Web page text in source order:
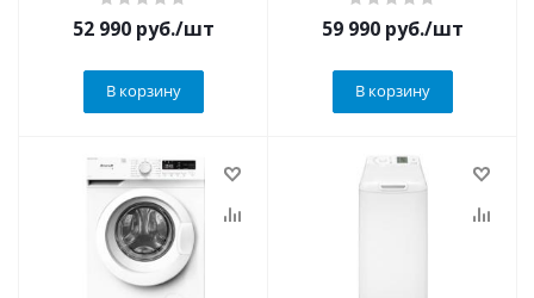
52 990 руб./шт
В корзину
59 990 руб./шт
В корзину